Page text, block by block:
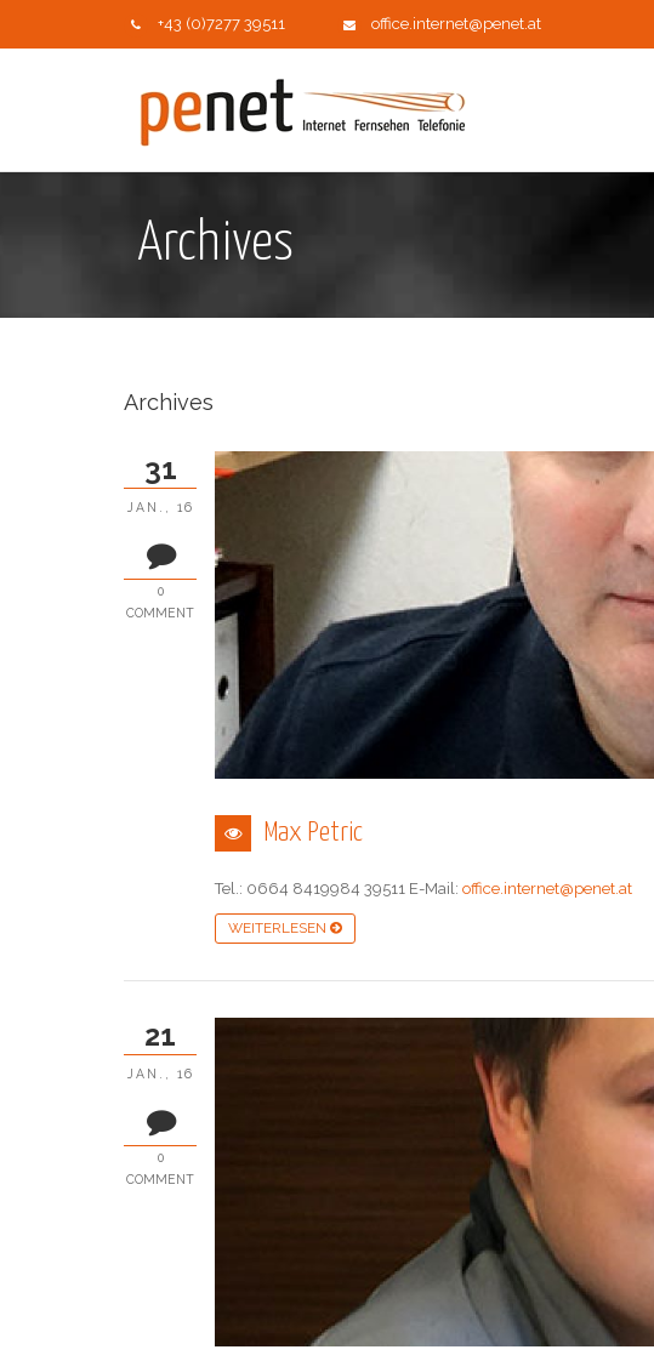
+43 (0)7277 39511 office.internet@penet.at
Archives
Archives
Max Petric
Tel.: 0664 8419984 39511 E-Mail: office.internet@penet.at
WEITERLESEN
31
JAN., 16
0
COMMENT
21
JAN., 16
0
COMMENT